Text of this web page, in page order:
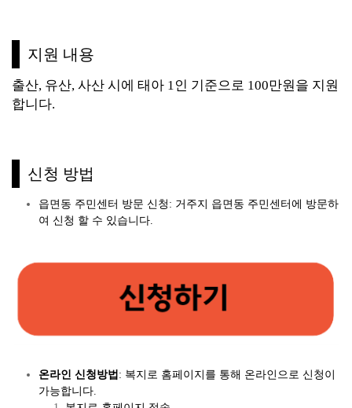
지원 내용
출산, 유산, 사산 시에 태아 1인 기준으로 100만원을 지원
합니다.
신청 방법
읍면동 주민센터 방문 신청: 거주지 읍면동 주민센터에 방문하
여 신청 할 수 있습니다.
온라인 신청방법 : 복지로 홈페이지를 통해 온라인으로 신청이
가능합니다.